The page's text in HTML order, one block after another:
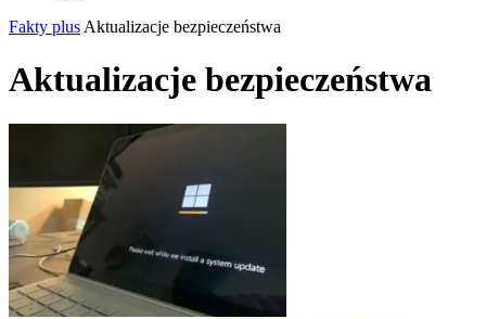
Fakty plus Aktualizacje bezpieczeństwa
Aktualizacje bezpieczeństwa